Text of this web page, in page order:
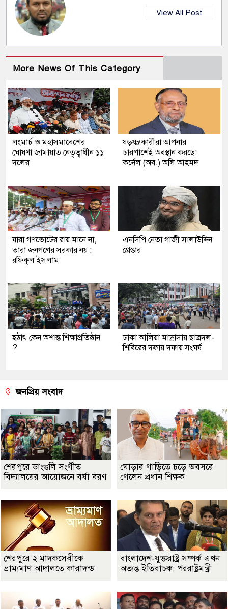
View All Post
More News Of This Category
লংমার্চ ও মহাসমাবেশের
ঘোষণা জামায়াত নেতৃত্বাধীন ১১
দলের
ষড়যন্ত্রকারীরা আপনার
চারপাশেই অবস্থান করছে:
কর্নেল (অব.) অলি আহমদ
যারা গণভোটের রায় মানে না,
তারা জনগণের সরকার নয় :
রফিকুল ইসলাম
এনসিপি নেতা গাজী সালাউদ্দিন
গ্রেপ্তার
হঠাৎ কেন অশান্ত শিক্ষাপ্রতিষ্ঠান
?
ঢাকা আলিয়া মাদ্রাসায় ছাত্রদল-
শিবিরের দফায় দফায় সংঘর্ষ
জনপ্রিয় সংবাদ
শেরপুরে ডাংগুলি সংগীত
বিদ্যালয়ের আয়োজনে বর্ষা বরণ
ঘোড়ার গাড়িতে চড়ে অবসরে
গেলেন প্রধান শিক্ষক
শেরপুরে ২ মাদকসেবীকে
ভ্রাম্যমাণ আদালতে কারাদন্ড
বাংলাদেশ-যুক্তরাষ্ট্র সম্পর্ক এখন
অত্যন্ত ইতিবাচক: পররাষ্ট্রমন্ত্রী